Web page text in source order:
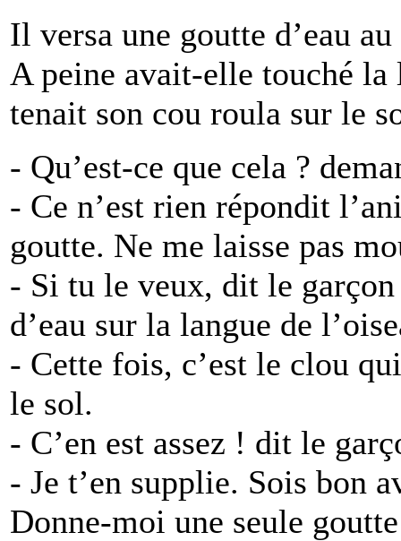
Il versa une goutte d’eau
A peine avait-elle touché la
tenait son cou roula sur le
- Qu’est-ce que cela ?
- Ce n’est rien répondit
goutte. Ne me laisse pas
- Si tu le veux, dit le
d’eau sur la langue de
- Cette fois, c’est le clou
le sol.
- C’en est assez ! dit le
- Je t’en supplie. Sois bon
Donne-moi une seule